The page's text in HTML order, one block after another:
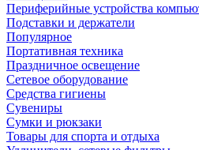
Периферийные устройства
Подставки и держатели
Популярное
Портативная техника
Праздничное освещение
Сетевое оборудование
Средства гигиены
Сувениры
Сумки и рюкзаки
Товары для спорта и отдыха